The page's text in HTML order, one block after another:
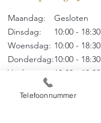
Gesloten
10:00 - 18:30
10:00 - 18:30
10:00 - 18:30
10:00 - 18 :30
09:00 - 17:00
Maandag:
Dinsdag:
Woensdag:
Donderdag:
Vrijdag:
Zaterdag:
Zondag:
Telefoonnummer